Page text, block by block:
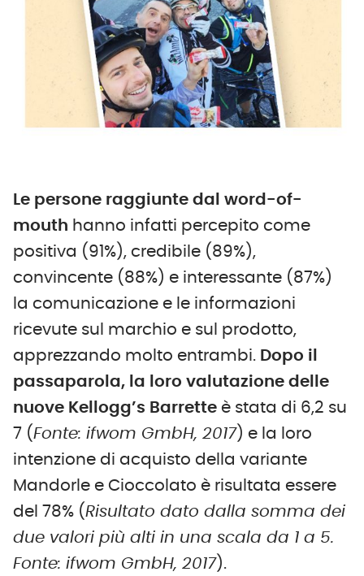
Le persone raggiunte dal word-of-
mouth hanno infatti percepito come
positiva (91%), credibile (89%),
convincente (88%) e interessante (87%)
la comunicazione e le informazioni
ricevute sul marchio e sul prodotto,
apprezzando molto entrambi. Dopo il
passaparola, la loro valutazione delle
nuove Kellogg’s Barrette è stata di 6,2 su
7 (Fonte: ifwom GmbH, 2017) e la loro
intenzione di acquisto della variante
Mandorle e Cioccolato è risultata essere
del 78% (Risultato dato dalla somma dei
due valori più alti in una scala da 1 a 5.
Fonte: ifwom GmbH, 2017).